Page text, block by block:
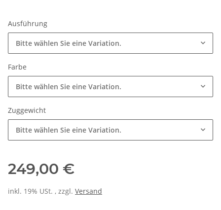
Ausführung
Bitte wählen Sie eine Variation.
Farbe
Bitte wählen Sie eine Variation.
Zuggewicht
Bitte wählen Sie eine Variation.
249,00 €
inkl. 19% USt. , zzgl. Versand